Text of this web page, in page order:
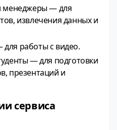
менеджеры — для
извлечения данных и
работы с видео.
— для подготовки
презентаций и
сервиса